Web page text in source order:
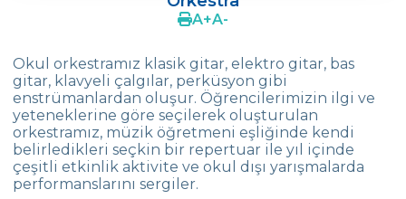
Media and Journalism
MUN (Model United Nations)
Tiyatro
Proje Geliştirme
Akıl Oyunları
A+A-
Okul orkestramız klasik gitar, elektro gitar, bas
gitar, klavyeli çalgılar, perküsyon gibi
enstrümanlardan oluşur. Öğrencilerimizin ilgi ve
yeteneklerine göre seçilerek oluşturulan
orkestramız, müzik öğretmeni eşliğinde kendi
belirledikleri seçkin bir repertuar ile yıl içinde
çeşitli etkinlik aktivite ve okul dışı yarışmalarda
performanslarını sergiler.